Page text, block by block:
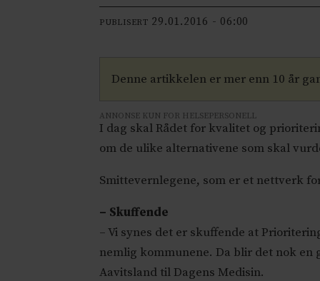
PUBLISERT 29.01.2016 - 06:00
Denne artikkelen er mer enn 10 år
ANNONSE KUN FOR HELSEPERSONELL
I dag skal Rådet for kvalitet og
om de ulike alternativene som skal
Smittevernlegene, som er et nettverk
– Skuffende
– Vi synes det er skuffende at
nemlig kommunene. Da blir det nok
Aavitsland til Dagens Medisin.